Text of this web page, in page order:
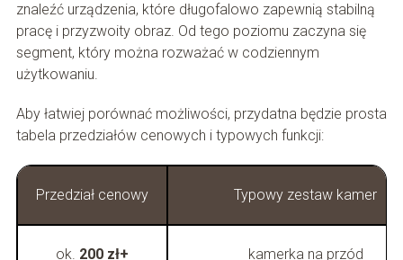
znaleźć urządzenia, które długofalowo zapewnią stabilną
pracę i przyzwoity obraz. Od tego poziomu zaczyna się
segment, który można rozważać w codziennym
użytkowaniu.
Aby łatwiej porównać możliwości, przydatna będzie prosta
tabela przedziałów cenowych i typowych funkcji:
Przedział cenowy Typowy zestaw kamer
ok. 200 zł+ kamerka na przód